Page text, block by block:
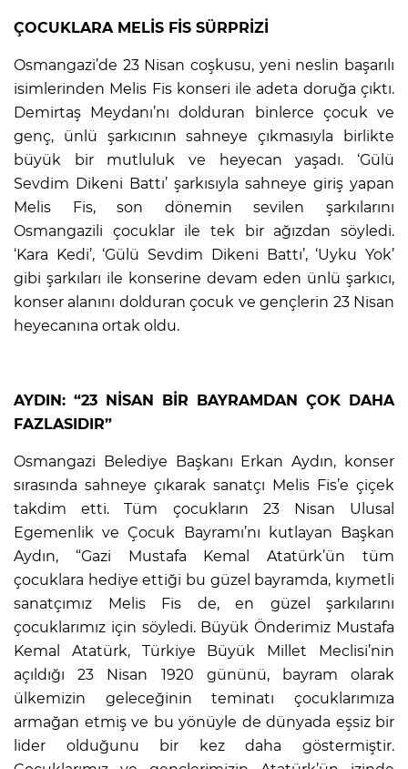
ÇOCUKLARA MELİS FİS SÜRPRİZİ
Osmangazi’de 23 Nisan coşkusu, yeni neslin başarılı
isimlerinden Melis Fis konseri ile adeta doruğa çıktı.
Demirtaş Meydanı’nı dolduran binlerce çocuk ve
genç, ünlü şarkıcının sahneye çıkmasıyla birlikte
büyük bir mutluluk ve heyecan yaşadı. ‘Gülü
Sevdim Dikeni Battı’ şarkısıyla sahneye giriş yapan
Melis Fis, son dönemin sevilen şarkılarını
Osmangazili çocuklar ile tek bir ağızdan söyledi.
‘Kara Kedi’, ‘Gülü Sevdim Dikeni Battı’, ‘Uyku Yok’
gibi şarkıları ile konserine devam eden ünlü şarkıcı,
konser alanını dolduran çocuk ve gençlerin 23 Nisan
heyecanına ortak oldu.
AYDIN: “23 NİSAN BİR BAYRAMDAN ÇOK DAHA
FAZLASIDIR”
Osmangazi Belediye Başkanı Erkan Aydın, konser
sırasında sahneye çıkarak sanatçı Melis Fis’e çiçek
takdim etti. Tüm çocukların 23 Nisan Ulusal
Egemenlik ve Çocuk Bayramı’nı kutlayan Başkan
Aydın, “Gazi Mustafa Kemal Atatürk’ün tüm
çocuklara hediye ettiği bu güzel bayramda, kıymetli
sanatçımız Melis Fis de, en güzel şarkılarını
çocuklarımız için söyledi. Büyük Önderimiz Mustafa
Kemal Atatürk, Türkiye Büyük Millet Meclisi’nin
açıldığı 23 Nisan 1920 gününü, bayram olarak
ülkemizin geleceğinin teminatı çocuklarımıza
armağan etmiş ve bu yönüyle de dünyada eşsiz bir
lider olduğunu bir kez daha göstermiştir.